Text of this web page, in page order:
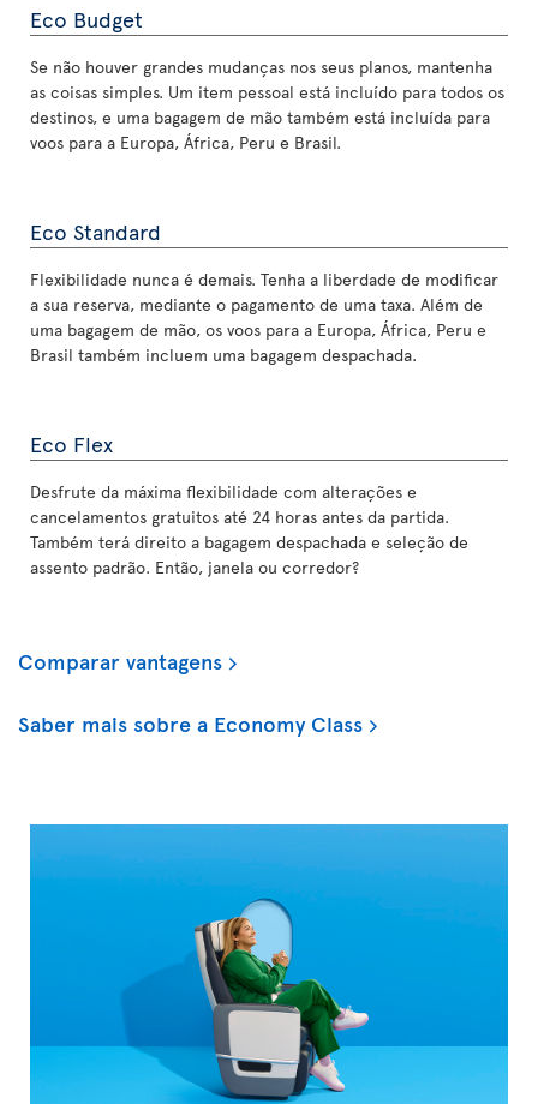
Eco Budget
Se não houver grandes mudanças nos seus planos, mantenha
as coisas simples. Um item pessoal está incluído para todos os
destinos, e uma bagagem de mão também está incluída para
voos para a Europa, África, Peru e Brasil.
Eco Standard
Flexibilidade nunca é demais. Tenha a liberdade de modificar
a sua reserva, mediante o pagamento de uma taxa. Além de
uma bagagem de mão, os voos para a Europa, África, Peru e
Brasil também incluem uma bagagem despachada.
Eco Flex
Desfrute da máxima flexibilidade com alterações e
cancelamentos gratuitos até 24 horas antes da partida.
Também terá direito a bagagem despachada e seleção de
assento padrão. Então, janela ou corredor?
Comparar vantagens
Saber mais sobre a Economy Class